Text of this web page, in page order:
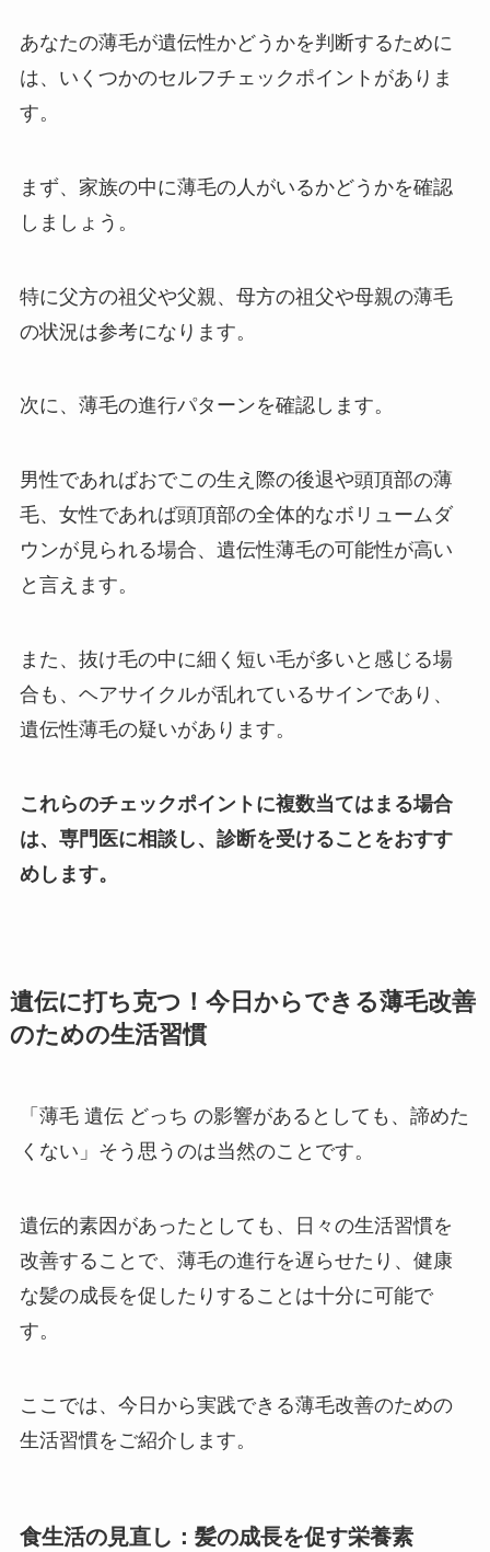
あなたの薄毛が遺伝性かどうかを判断するために
は、いくつかのセルフチェックポイントがありま
す。
まず、家族の中に薄毛の人がいるかどうかを確認
しましょう。
特に父方の祖父や父親、母方の祖父や母親の薄毛
の状況は参考になります。
次に、薄毛の進行パターンを確認します。
男性であればおでこの生え際の後退や頭頂部の薄
毛、女性であれば頭頂部の全体的なボリュームダ
ウンが見られる場合、遺伝性薄毛の可能性が高い
と言えます。
また、抜け毛の中に細く短い毛が多いと感じる場
合も、ヘアサイクルが乱れているサインであり、
遺伝性薄毛の疑いがあります。
これらのチェックポイントに複数当てはまる場合
は、専門医に相談し、診断を受けることをおすす
めします。
遺伝に打ち克つ！今日からできる薄毛改善
のための生活習慣
「薄毛 遺伝 どっち の影響があるとしても、諦めた
くない」そう思うのは当然のことです。
遺伝的素因があったとしても、日々の生活習慣を
改善することで、薄毛の進行を遅らせたり、健康
な髪の成長を促したりすることは十分に可能で
す。
ここでは、今日から実践できる薄毛改善のための
生活習慣をご紹介します。
食生活の見直し：髪の成長を促す栄養素